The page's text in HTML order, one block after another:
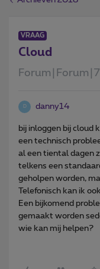
VRAAG
Cloud
D danny14
bij inloggen bij cloud
een technisch
al een tiental dagen
telkens een
geholpen worden,
Telefonisch kan ik
Een bijkomend
gemaakt worden
wie kan mij helpen?